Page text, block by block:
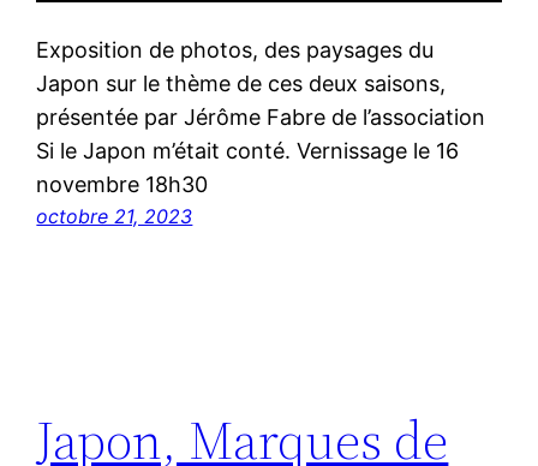
Exposition de photos, des paysages du
Japon sur le thème de ces deux saisons,
présentée par Jérôme Fabre de l’association
Si le Japon m’était conté. Vernissage le 16
novembre 18h30
octobre 21, 2023
Japon, Marques de